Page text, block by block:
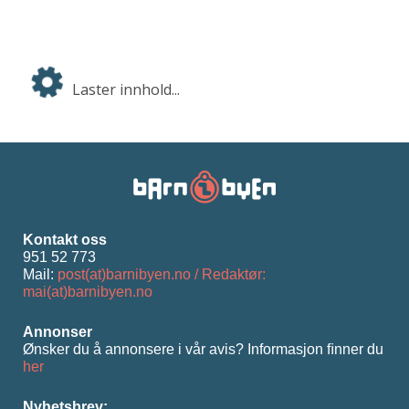
Laster innhold...
Kontakt oss
951 52 773
Mail: post(at)barnibyen.no / Redaktør:
mai(at)barnibyen.no
Annonser
Ønsker du å annonsere i vår avis? Informasjon ﬁnner du
her